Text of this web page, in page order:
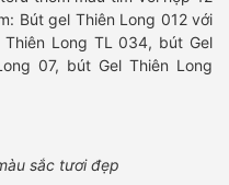
Bút gel Thiên Long 012 với
Long TL 034, bút Gel
07, bút Gel Thiên Long
sắc tươi đẹp